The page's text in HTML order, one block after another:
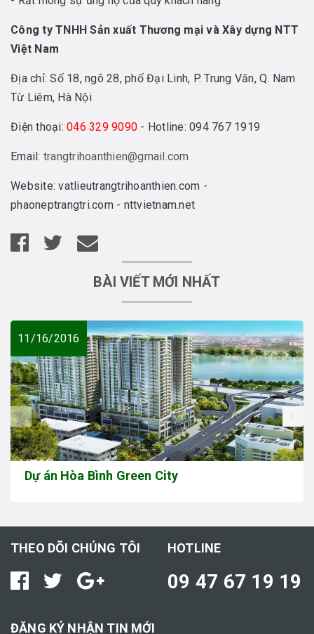
Công ty TNHH Sản xuất Thương mại và Xây dựng NTT
Việt Nam
Địa chỉ: Số 18, ngõ 28, phố Đại Linh, P. Trung Văn, Q. Nam
Từ Liêm, Hà Nội
Điện thoại: 046 329 9090 - Hotline: 094 767 1919
Email: trangtrihoanthien@gmail.com
Website: vatlieutrangtrihoanthien.com -
phaoneptrangtri.com - nttvietnam.net
BÀI VIẾT MỚI NHẤT
11/16/2016
Dự án Hòa Bình Green City
prev
THEO DÕI CHÚNG TÔI HOTLINE
09 47 67 19 19
ĐĂNG KÝ NHẬN TIN MỚI